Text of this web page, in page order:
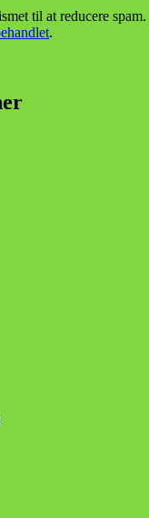
til at reducere spam.
.